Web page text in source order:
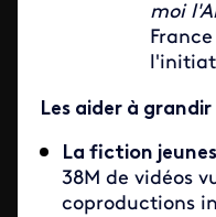
moi
Les aider à
La fiction
38M de vidéos
coproductions